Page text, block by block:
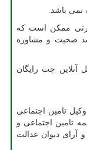
نمی باشد.
ممکن است که
صحبت و مشاوره
آنلاین چت رایگان
تامین اجتماعی
تامین اجتماعی و
آرای دیوان عدالت